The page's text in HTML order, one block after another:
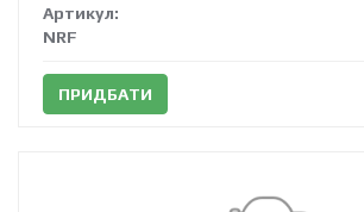
Артикул:
NRF
ПРИДБАТИ